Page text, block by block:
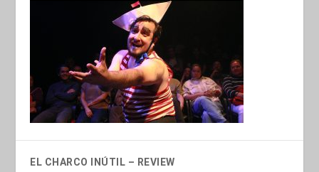
EL CHARCO INÚTIL – REVIEW